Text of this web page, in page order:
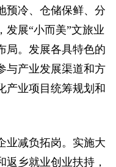
预冷、仓储保鲜、分
展“小而美”文旅业
局。发展各具特色的
与产业发展渠道和方
产业项目统筹规划和
业减负拓岗。实施大
乡就业创业扶持，